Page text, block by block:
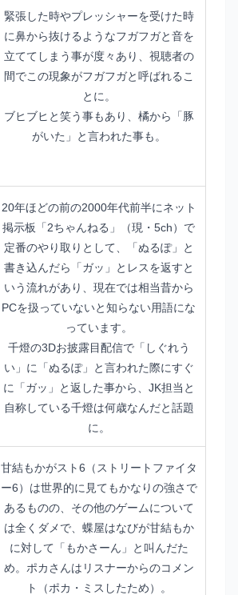
緊張した時やプレッシャーを受けた時
に鼻から抜けるようなフガフガと音を
立ててしまう事が度々あり、視聴者の
間でこの現象がフガフガと呼ばれるこ
とに。
ブヒブヒと笑う事もあり、橘から「豚
がいた」と言われた事も。
20年ほどの前の2000年代前半にネット
掲示板「2ちゃんねる」（現・5ch）で
定番のやり取りとして、「ぬるぽ」と
書き込んだら「ガッ」とレスを返すと
いう流れがあり、現在では相当昔から
PCを扱っていないと知らない用語にな
っています。
千燈の3Dお披露目配信で「しぐれう
い」に「ぬるぽ」と言われた際にすぐ
に「ガッ」と返した事から、JK担当と
自称している千燈は何歳なんだと話題
に。
甘結もかがスト6（ストリートファイタ
ー6）は世界的に見てもかなりの強さで
あるものの、その他のゲームについて
は全くダメで、蝶屋はなびが甘結もか
に対して「もかさーん」と叫んだた
め。ポカさんはリスナーからのコメン
ト（ポカ・ミスしたため）。